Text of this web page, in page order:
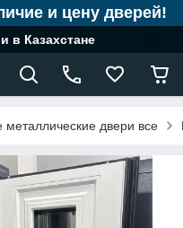
и цену дверей!
в Казахстане
металлические двери все